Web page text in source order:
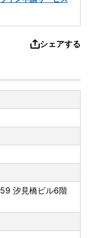
シェアする
汐見橋ビル6階